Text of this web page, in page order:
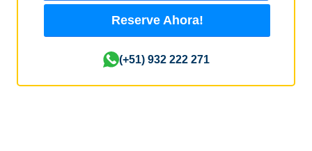
Reserve Ahora!
(+51) 932 222 271